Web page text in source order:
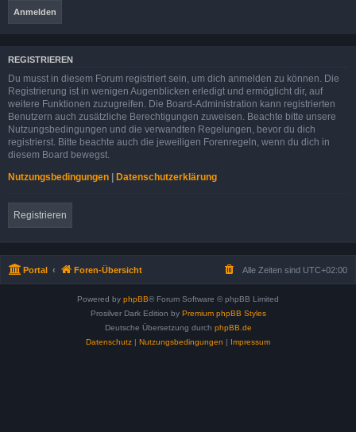
REGISTRIEREN
Du musst in diesem Forum registriert sein, um dich anmelden zu können. Die
Registrierung ist in wenigen Augenblicken erledigt und ermöglicht dir, auf
weitere Funktionen zuzugreifen. Die Board-Administration kann registrierten
Benutzern auch zusätzliche Berechtigungen zuweisen. Beachte bitte unsere
Nutzungsbedingungen und die verwandten Regelungen, bevor du dich
registrierst. Bitte beachte auch die jeweiligen Forenregeln, wenn du dich in
diesem Board bewegst.
Nutzungsbedingungen | Datenschutzerklärung
Registrieren
Portal Foren-Übersicht Alle Zeiten sind UTC+02:00
Powered by phpBB® Forum Software © phpBB Limited
Prosilver Dark Edition by Premium phpBB Styles
Deutsche Übersetzung durch phpBB.de
Datenschutz | Nutzungsbedingungen | Impressum